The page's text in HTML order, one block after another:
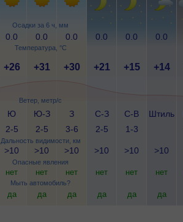
Осадки за 6 ч, мм
Температура, °C
Ветер, метр/с
Дальность видимости, км
Опасные явления
Мыть автомобиль?
0.0 0.0 0.0 0.0 0.0 0.0
+26 +31 +30 +21 +15 +14
Ю
2-5
Ю-З
2-5
З
3-6
С-З
2-5
С-В
1-3
Штиль
>10 >10 >10 >10 >10 >10
нет нет нет нет нет нет
да да да да да да